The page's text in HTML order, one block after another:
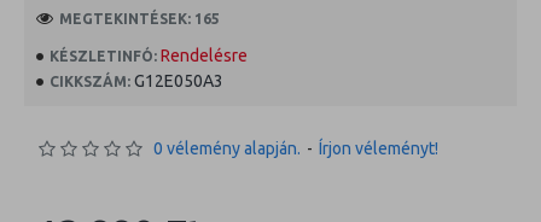
KÉSZLETINFÓ: Rendelésre
CIKKSZÁM: G12E050A3
MEGTEKINTÉSEK: 165
0 vélemény alapján. - Írjon véleményt!